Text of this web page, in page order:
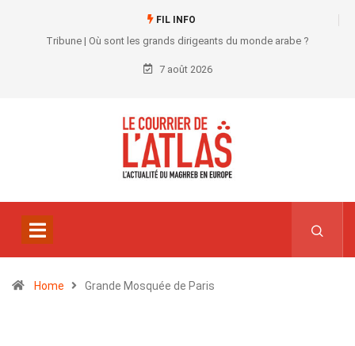
FIL INFO
Tribune | Où sont les grands dirigeants du monde arabe ?
7 août 2026
Home Grande Mosquée de Paris